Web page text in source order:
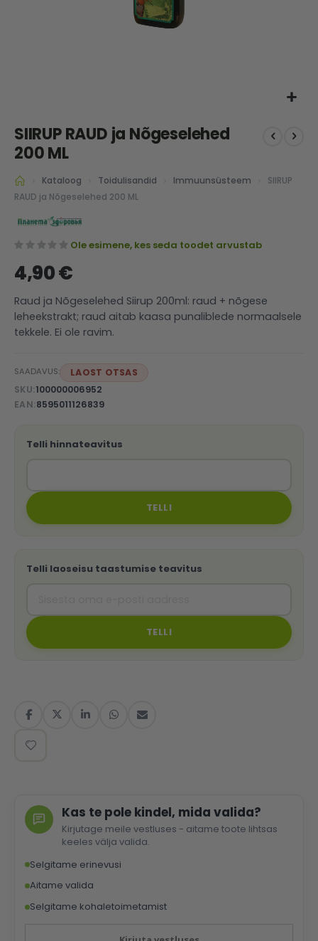
to
the
beginning
of
the
gallery
SIIRUP RAUD ja Nõgeselehed
200 ML
Kataloog Toidulisandid Immuunsüsteem
SIIRUP
RAUD ja Nõgeselehed 200 ML
Ole esimene, kes seda toodet arvustab
4,90 €
Raud ja Nõgeselehed Siirup 200ml: raud + nõgese
leheekstrakt; raud aitab kaasa punaliblede normaalsele
tekkele. Ei ole ravim.
SAADAVUS:
LAOST OTSAS
SKU 100000006952
EAN 8595011126839
Telli hinnateavitus
TELLI
Telli laoseisu taastumise teavitus
TELLI
Kas te pole kindel, mida valida?
Kirjutage meile vestluses - aitame toote lihtsas
keeles välja valida.
Selgitame erinevusi
Aitame valida
Selgitame kohaletoimetamist